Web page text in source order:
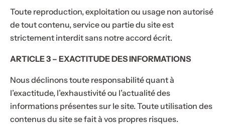
Toute reproduction, exploitation ou usage non autorisé
de tout contenu, service ou partie du site est
strictement interdit sans notre accord écrit.
ARTICLE 3 – EXACTITUDE DES INFORMATIONS
Nous déclinons toute responsabilité quant à
l’exactitude, l’exhaustivité ou l’actualité des
informations présentes sur le site. Toute utilisation des
contenus du site se fait à vos propres risques.